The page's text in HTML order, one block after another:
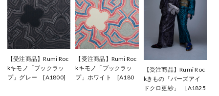
【受注商品】Rumi Roc
kキモノ「ブックラッ
プ」グレー [A1800]
【受注商品】Rumi Roc
kキモノ「ブックラッ
プ」ホワイト [A180
【受注商品】Rumi Roc
kきもの「バーズアイ
ドクロ更紗」 [A1825